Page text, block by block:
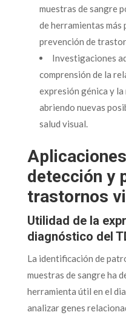
muestras de sangre
de herramientas más
prevención de
Investigaciones
comprensión de la
expresión génica y
abriendo nuevas
salud visual.
detección y
trastornos
Utilidad de la
diagnóstico del
La identificación de
muestras de sangre ha
herramienta útil en el
analizar genes